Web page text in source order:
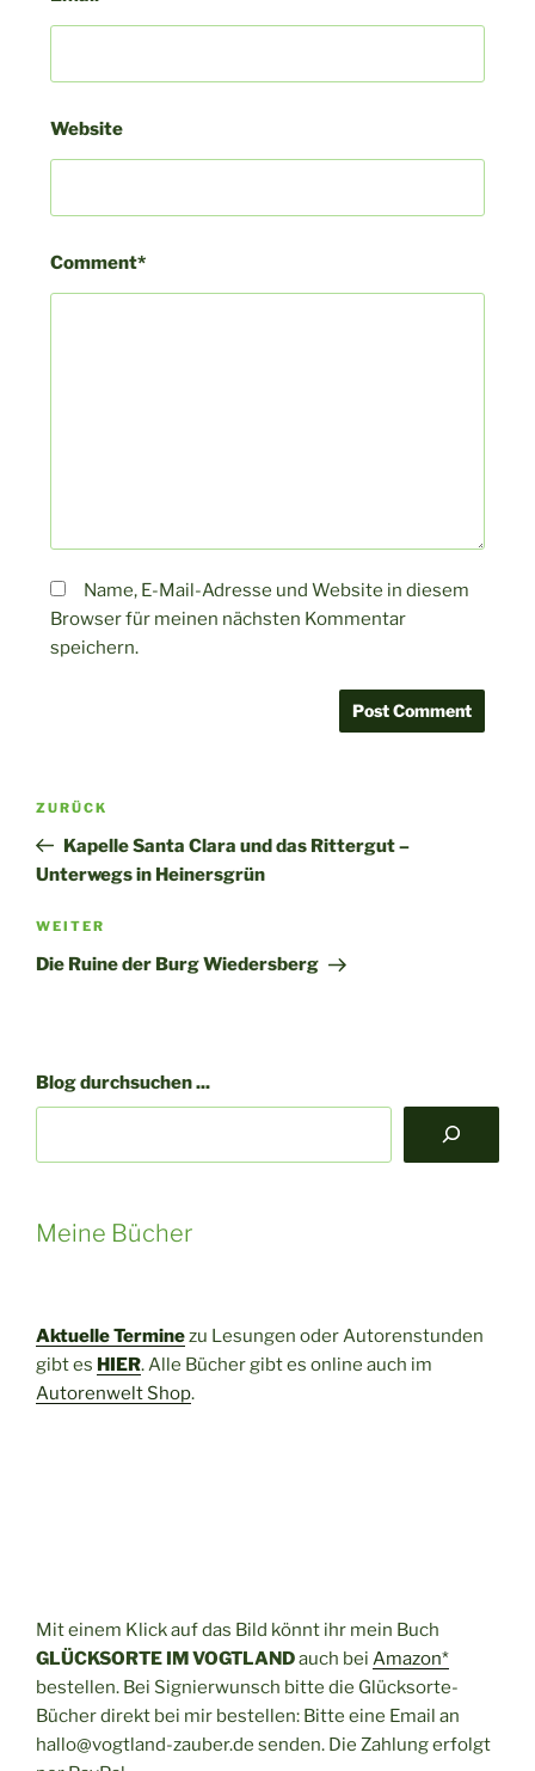
Website
Comment*
Name, E-Mail-Adresse und Website in diesem
Browser für meinen nächsten Kommentar
speichern.
ZURÜCK
Kapelle Santa Clara und das Rittergut –
Unterwegs in Heinersgrün
Nächster
Beitrag
WEITER
Die Ruine der Burg Wiedersberg
Blog durchsuchen ...
Meine Bücher
Aktuelle Terminezu Lesungen oder Autorenstunden
gibt es HIER. Alle Bücher gibt es online auch im
Autorenwelt Shop.
Mit einem Klick auf das Bild könnt ihr mein Buch
GLÜCKSORTE IM VOGTLANDauch bei Amazon*
bestellen. Bei Signierwunsch bitte die Glücksorte-
Bücher direkt bei mir bestellen: Bitte eine Email an
hallo@vogtland-zauber.de senden. Die Zahlung erfolgt